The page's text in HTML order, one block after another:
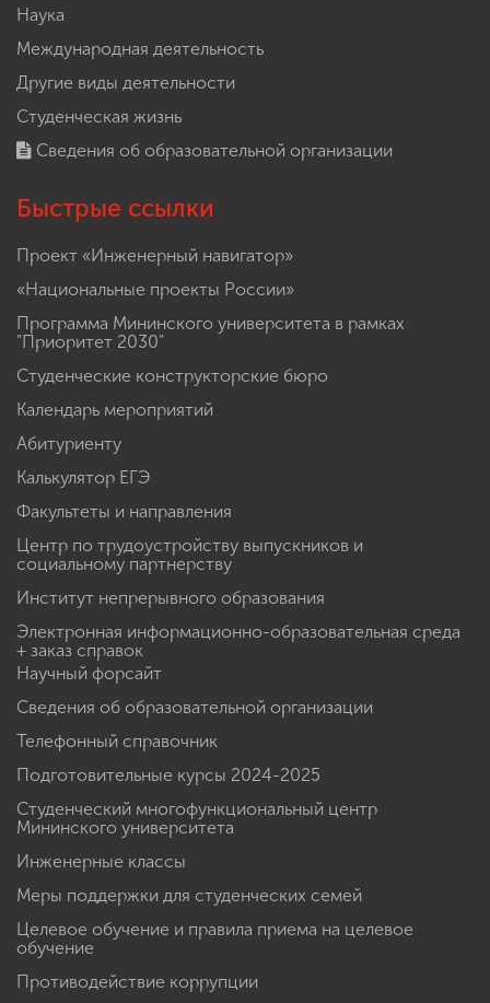
Наука
Международная деятельность
Другие виды деятельности
Студенческая жизнь
Сведения об образовательной организации
Быстрые ссылки
Проект «Инженерный навигатор»
«Национальные проекты России»
Программа Мининского университета в рамках
"Приоритет 2030"
Студенческие конструкторские бюро
Календарь мероприятий
Абитуриенту
Калькулятор ЕГЭ
Факультеты и направления
Центр по трудоустройству выпускников и
социальному партнерству
Институт непрерывного образования
Электронная информационно-образовательная среда
+ заказ справок
Научный форсайт
Сведения об образовательной организации
Телефонный справочник
Подготовительные курсы 2024-2025
Студенческий многофункциональный центр
Мининского университета
Инженерные классы
Меры поддержки для студенческих семей
Целевое обучение и правила приема на целевое
обучение
Противодействие коррупции